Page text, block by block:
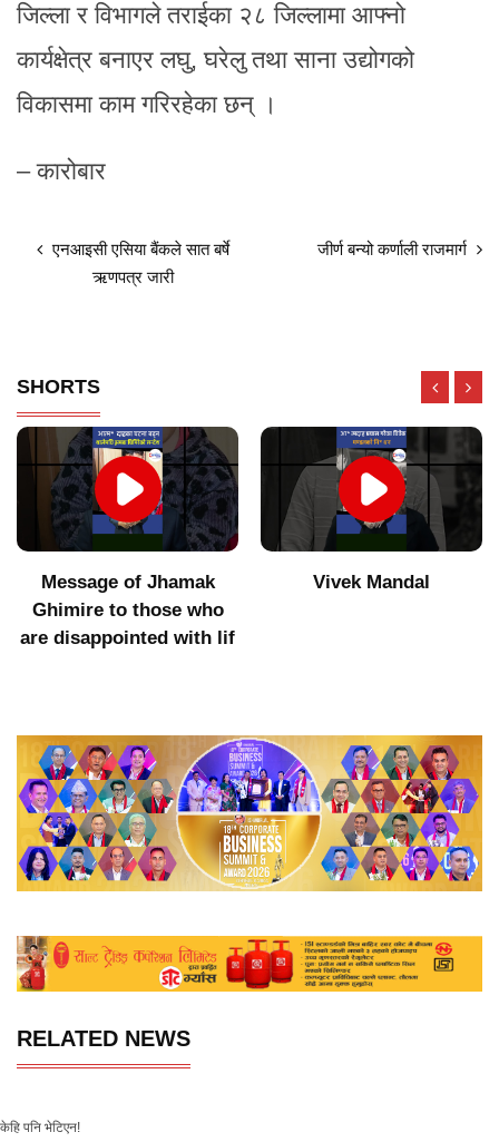
जिल्ला र विभागले तराईका २८ जिल्लामा आफ्नो
कार्यक्षेत्र बनाएर लघु, घरेलु तथा साना उद्योगको
विकासमा काम गरिरहेका छन् ।
– कारोबार
एनआइसी एसिया बैंकले सात बर्षे
ऋणपत्र जारी
जीर्ण बन्यो कर्णाली राजमार्ग
SHORTS
Message of Jhamak
Ghimire to those who
are disappointed with lif
Vivek Mandal
RELATED NEWS
केहि पनि भेटिएन!